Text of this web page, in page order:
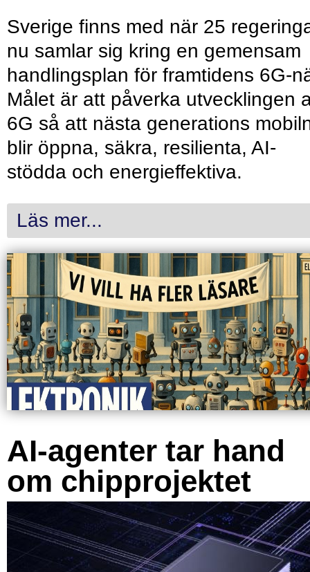
Sverige finns med när 25
nu samlar sig kring en gemensam
handlingsplan för framtidens 6G-
Målet är att påverka utvecklingen
6G så att nästa generations
blir öppna, säkra, resilienta, AI-
stödda och energieffektiva.
Läs mer...
AI-agenter tar hand
om chipprojektet